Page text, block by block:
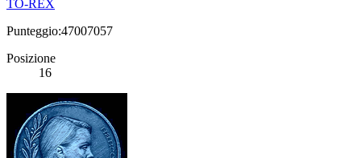
TO-REX
Punteggio:47007057
Posizione
16